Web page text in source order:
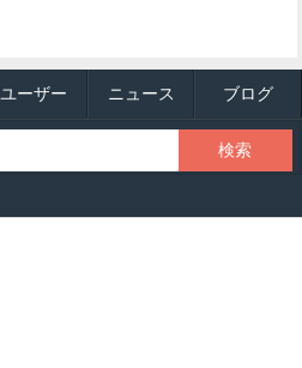
ユーザー ニュース ブログ